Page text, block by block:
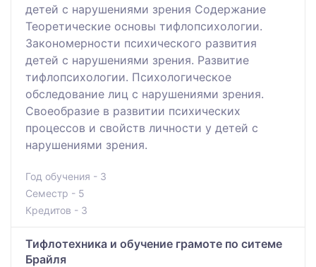
детей с нарушениями зрения Содержание
Теоретические основы тифлопсихологии.
Закономерности психического развития
детей с нарушениями зрения. Развитие
тифлопсихологии. Психологическое
обследование лиц с нарушениями зрения.
Своеобразие в развитии психических
процессов и свойств личности у детей с
нарушениями зрения.
Год обучения - 3
Семестр - 5
Кредитов - 3
Тифлотехника и обучение грамоте по ситеме
Брайля